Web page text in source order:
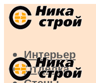
Интерьер
Отделка